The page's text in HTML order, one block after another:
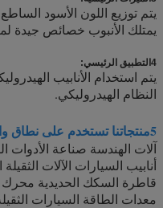
يتم توزيع اللون الأسود
يمتلك الأنبوب خصائص جيدة
4التطبيق الرئيسي:
يتم استخدام الأنابيب
النظام الهيدروليكي.
5منتجاتنا تستخدم على نطاق واسع في:
آلات الهندسة صناعة الأدوات
أنابيب السيارات الآلات
قاطرة السكك الحديدية محرك
معدات الطاقة السيارات